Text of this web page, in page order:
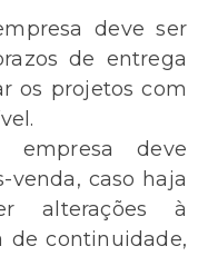
deve ser
de entrega
os projetos com
empresa deve
venda, caso haja
alterações à
de continuidade,